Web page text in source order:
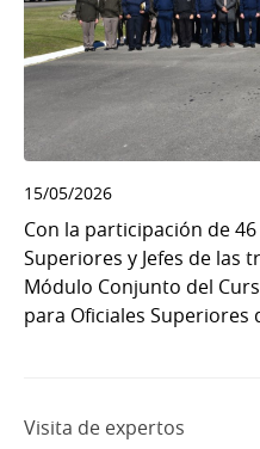
15/05/2026
Con la participación de
Superiores y Jefes de las
Módulo Conjunto del
para Oficiales Superiores
Visita de expertos